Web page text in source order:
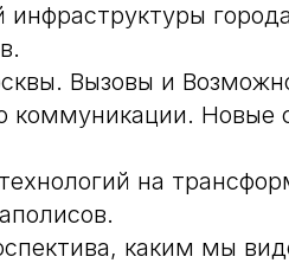
инфраструктуры
Вызовы и
коммуникации. Новые
на
каким мы